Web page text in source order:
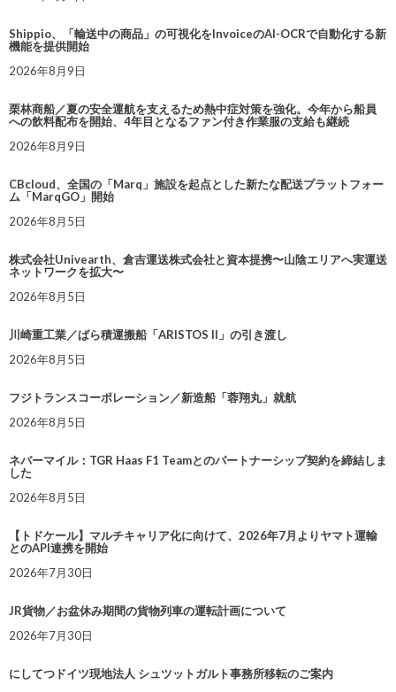
Shippio、「輸送中の商品」の可視化をInvoiceのAI-OCRで自動化する新
機能を提供開始
2026年8月9日
栗林商船／夏の安全運航を支えるため熱中症対策を強化。今年から船員
への飲料配布を開始、4年目となるファン付き作業服の支給も継続
2026年8月9日
CBcloud、全国の「Marq」施設を起点とした新たな配送プラットフォー
ム「MarqGO」開始
2026年8月5日
株式会社Univearth、倉吉運送株式会社と資本提携〜山陰エリアへ実運送
ネットワークを拡大〜
2026年8月5日
川崎重工業／ばら積運搬船「ARISTOS II」の引き渡し
2026年8月5日
フジトランスコーポレーション／新造船「蓉翔丸」就航
2026年8月5日
ネバーマイル：TGR Haas F1 Teamとのパートナーシップ契約を締結しま
した
2026年8月5日
【トドケール】マルチキャリア化に向けて、2026年7月よりヤマト運輸
とのAPI連携を開始
2026年7月30日
JR貨物／お盆休み期間の貨物列車の運転計画について
2026年7月30日
にしてつドイツ現地法人 シュツットガルト事務所移転のご案内